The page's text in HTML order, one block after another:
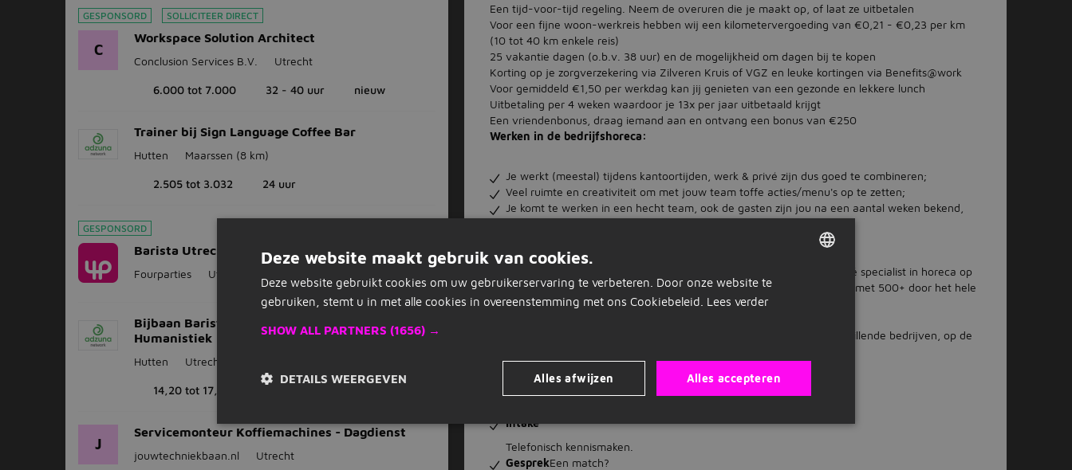
GESPONSORD SOLLICITEER DIRECT
C
Workspace Solution Architect
Conclusion Services B.V. Utrecht
6.000 tot 7.000 32 - 40 uur nieuw
Trainer bij Sign Language Coffee Bar
Hutten Maarssen (8 km)
2.505 tot 3.032 24 uur
GESPONSORD
Barista Utrecht | Dutch Speaking
Fourparties Utrecht
Bijbaan Barista - Universiteit voor
Humanistiek
Hutten Utrecht
14,20 tot 17,75
J
Servicemonteur Koffiemachines - Dagdienst
jouwtechniekbaan.nl Utrecht
Een tijd-voor-tijd regeling. Neem de overuren die je maakt op, of laat ze uitbetalen
Voor een fijne woon-werkreis hebben wij een kilometervergoeding van €0,21 - €0,23 per km
(10 tot 40 km enkele reis)
25 vakantie dagen (o.b.v. 38 uur) en de mogelijkheid om dagen bij te kopen
Korting op je zorgverzekering via Zilveren Kruis of VGZ en leuke kortingen via Benefits@work
Voor gemiddeld €1,50 per werkdag kan jij genieten van een gezonde en lekkere lunch
Uitbetaling per 4 weken waardoor je 13x per jaar uitbetaald krijgt
Een vriendenbonus, draag iemand aan en ontvang een bonus van €250
Werken in de bedrijfshoreca:
Je werkt (meestal) tijdens kantoortijden, werk & privé zijn dus goed te combineren;
Veel ruimte en creativiteit om met jouw team toffe acties/menu's op te zetten;
Je komt te werken in een hecht team, ook de gasten zijn jou na een aantal weken bekend,
Vermaat, in 1978 begonnen als delicatessenwinkel. Nu uitgegroeid tot dé specialist in horeca op
maat en daarbij één van de grootste horecawerkgevers van Nederland met 500+ door het hele
land.
Onze horeca zit bijna altijd onder het dak van een ander: binnen verschillende bedrijven, op de
Intake
Telefonisch kennismaken.
GesprekEen match?
Deze website maakt gebruik van cookies.
Deze website gebruikt cookies om uw gebruikerservaring te verbeteren. Door onze website te
gebruiken, stemt u in met alle cookies in overeenstemming met ons Cookiebeleid. Lees verder
SHOW ALL PARTNERS (1656) →
Alles accepteren
Alles afwijzen
DETAILS WEERGEVEN